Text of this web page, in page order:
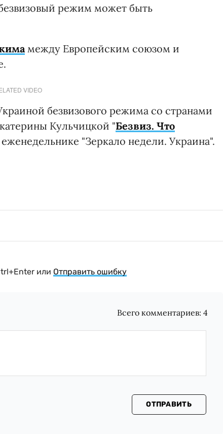
режим может быть
между Европейским союзом и
VIDEO
безвизового режима со странами
Кульчицкой "Безвиз. Что
еженедельнике "Зеркало недели. Украина".
или Отправить ошибку
Всего комментариев:4
ОТПРАВИТЬ